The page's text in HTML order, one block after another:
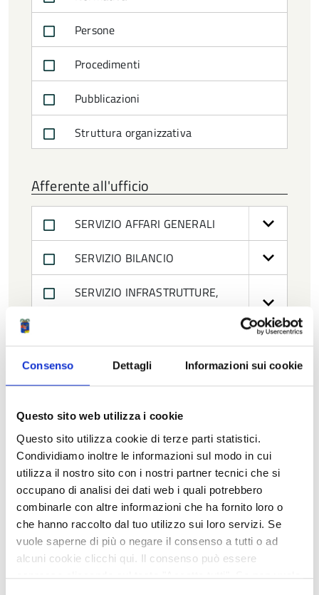
Consenso Dettagli Informazioni sui cookie
Questo sito web utilizza i cookie
Questo sito utilizza cookie di terze parti statistici.
Condividiamo inoltre le informazioni sul modo in cui
utilizza il nostro sito con i nostri partner tecnici che si
occupano di analisi dei dati web i quali potrebbero
combinarle con altre informazioni che ha fornito loro o
che hanno raccolto dal tuo utilizzo sui loro servizi. Se
vuole saperne di più o negare il consenso a tutti o ad
alcuni cookie clicchi qui. Il consenso può essere
espresso cliccando sul tasto "Accetta tutti". Se non vuole
Persone
Procedimenti
Pubblicazioni
Struttura organizzativa
Afferente all'ufficio
SERVIZIO AFFARI GENERALI
SERVIZIO BILANCIO
SERVIZIO INFRASTRUTTURE,
SERVIZIO PIANIFICAZIONE
TERRITORIALE
SCOLASTICA
SERVIZIO SISTEMI INFORMATIVI E
TECNOLOGICI
SERVIZIO UNITA' AMMINISTRATIVA
SPECIALE PER IL PNRR E GLI